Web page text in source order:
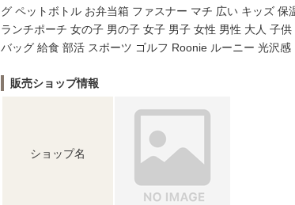
グ ペットボトル お弁当箱 ファスナー マチ 広い キッズ 保
ランチポーチ 女の子 男の子 女子 男子 女性 男性 大人 子
バッグ 給食 部活 スポーツ ゴルフ Roonie ルーニー 光沢
販売ショップ情報
ショップ名